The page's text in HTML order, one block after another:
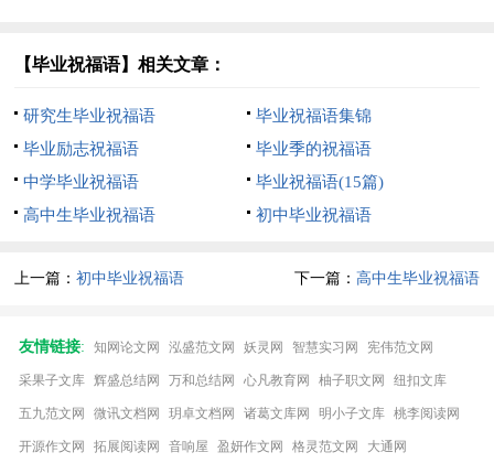
【毕业祝福语】相关文章：
研究生毕业祝福语
毕业祝福语集锦
毕业励志祝福语
毕业季的祝福语
中学毕业祝福语
毕业祝福语(15篇)
高中生毕业祝福语
初中毕业祝福语
上一篇：初中毕业祝福语 下一篇： 高中生毕业祝福语
友情链接: 知网论文网 泓盛范文网 妖灵网 智慧实习网 宪伟范文网
采果子文库 辉盛总结网 万和总结网 心凡教育网 柚子职文网 纽扣文库
五九范文网 微讯文档网 玥卓文档网 诸葛文库网 明小子文库 桃李阅读网
开源作文网 拓展阅读网 音响屋 盈妍作文网 格灵范文网 大通网